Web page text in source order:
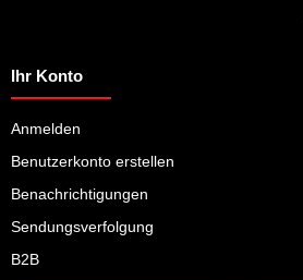
Ihr Konto
Anmelden
Benutzerkonto erstellen
Benachrichtigungen
Sendungsverfolgung
B2B